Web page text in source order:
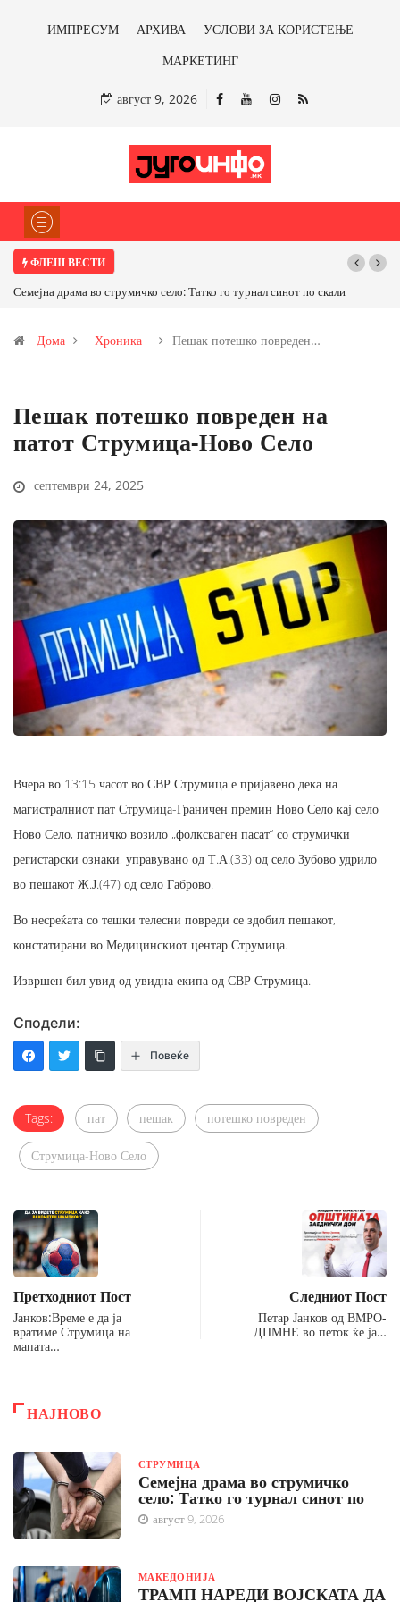
ИМПРЕСУМ АРХИВА
УСЛОВИ ЗА КОРИСТЕЊЕ
МАРКЕТИНГ
август 9, 2026
ФЛЕШ ВЕСТИ
драма во струмичко село: Татко го турнал синот по скалиТРАМП
Дома Хроника Пешак потешко повреден…
Пешак потешко повреден на
патот Струмица-Ново Село
септември 24, 2025
Вчера во 13:15 часот во СВР Струмица е пријавено дека на
магистралниот пат Струмица-Граничен премин Ново Село кај село
Ново Село, патничко возило „фолксваген пасат“ со струмички
регистарски ознаки, управувано од Т.А.(33) од село Зубово удрило
во пешакот Ж.Ј.(47) од село Габрово.
Во несреќата со тешки телесни повреди се здобил пешакот,
констатирани во Медицинскиот центар Струмица.
Извршен бил увид од увидна екипа од СВР Струмица.
Сподели:
Повеќе
Tags: пат пешак потешко повреден
Струмица-Ново Село
Претходниот Пост
Јанков:Време е да ја
вратиме Струмица на
мапата…
Следниот Пост
Петар Јанков од ВМРО-
ДПМНЕ во петок ќе ја…
НАЈНОВО
СТРУМИЦА
Семејна драма во струмичко
село: Татко го турнал синот по
август 9, 2026
МАКЕДОНИЈА
ТРАМП НАРЕДИ ВОЈСКАТА ДА